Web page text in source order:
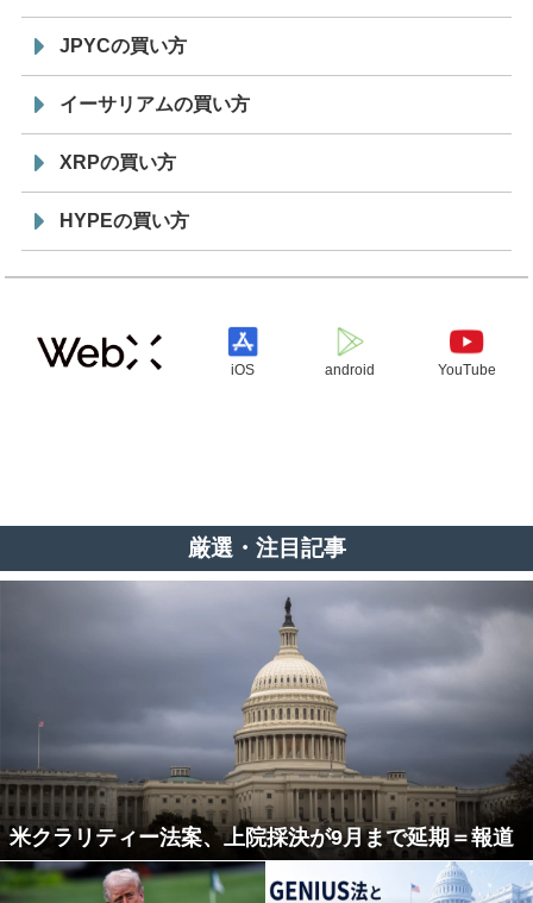
JPYCの買い方
イーサリアムの買い方
XRPの買い方
HYPEの買い方
iOS android YouTube
厳選・注目記事
米クラリティー法案、上院採決が9月まで延期＝報道